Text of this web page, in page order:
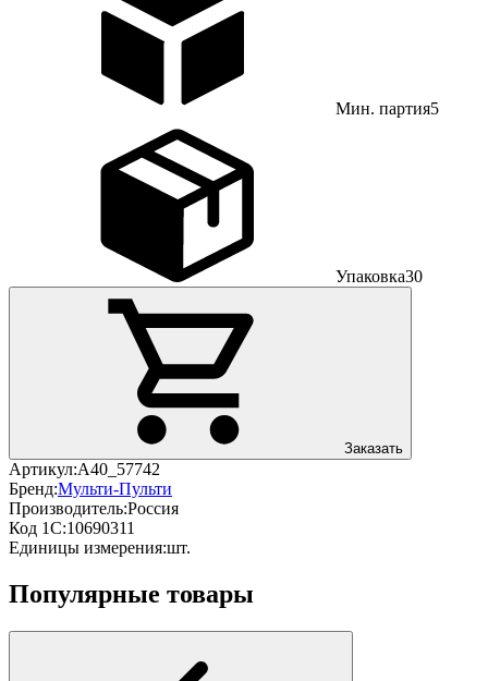
Мин. партия5
Упаковка30
Заказать
Артикул:А40_57742
Бренд:Мульти-Пульти
Производитель:Россия
Код 1С:10690311
Единицы измерения:шт.
Популярные товары